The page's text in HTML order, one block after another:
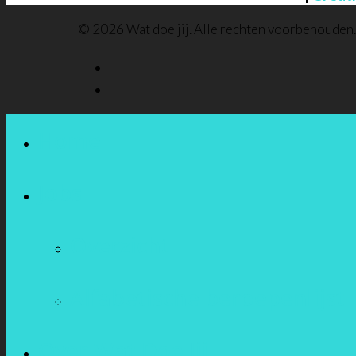
© 2026 Wat doe jij. Alle rechten